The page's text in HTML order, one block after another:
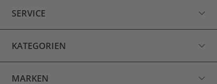
SERVICE
KATEGORIEN
MARKEN